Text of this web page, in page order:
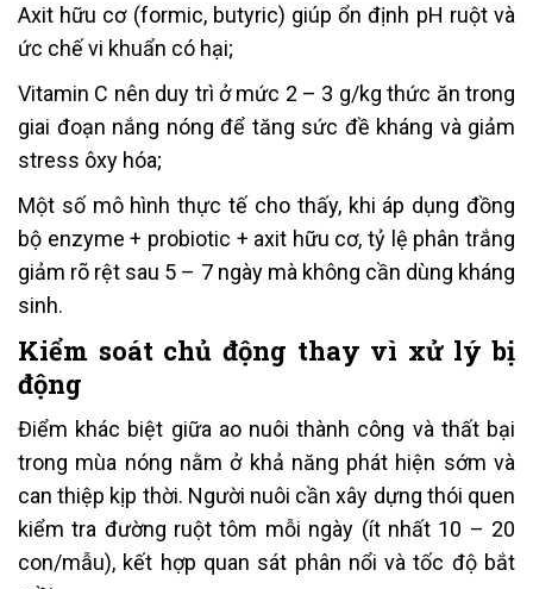
Axit hữu cơ (formic, butyric) giúp ổn định pH ruột và
ức chế vi khuẩn có hại;
Vitamin C nên duy trì ở mức 2 – 3 g/kg thức ăn trong
giai đoạn nắng nóng để tăng sức đề kháng và giảm
stress ôxy hóa;
Một số mô hình thực tế cho thấy, khi áp dụng đồng
bộ enzyme + probiotic + axit hữu cơ, tỷ lệ phân trắng
giảm rõ rệt sau 5 – 7 ngày mà không cần dùng kháng
sinh.
Kiểm soát chủ động thay vì xử lý bị
động
Điểm khác biệt giữa ao nuôi thành công và thất bại
trong mùa nóng nằm ở khả năng phát hiện sớm và
can thiệp kịp thời. Người nuôi cần xây dựng thói quen
kiểm tra đường ruột tôm mỗi ngày (ít nhất 10 – 20
con/mẫu), kết hợp quan sát phân nổi và tốc độ bắt